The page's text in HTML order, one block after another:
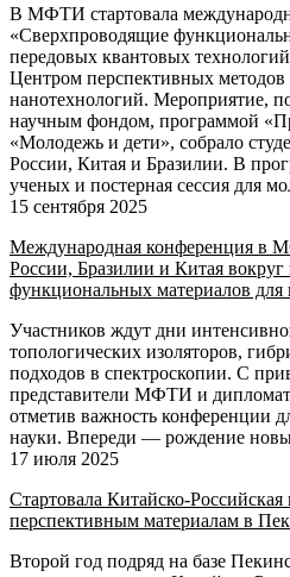
В МФТИ стартовала
«Сверхпроводящие
передовых квантовых
Центром перспективных методов
нанотехнологий. Мероприятие,
научным фондом, программой
«Молодежь и дети», собрало
России, Китая и Бразилии. В
ученых и постерная сессия для
15 сентября 2025
Международная конференция в
России, Бразилии и Китая
функциональных материалов для
Участников ждут дни
топологических изоляторов,
подходов в спектроскопии. С
представители МФТИ и
отметив важность конференции
науки. Впереди — рождение
17 июля 2025
Стартовала Китайско-
перспективным материалам в
Второй год подряд на базе